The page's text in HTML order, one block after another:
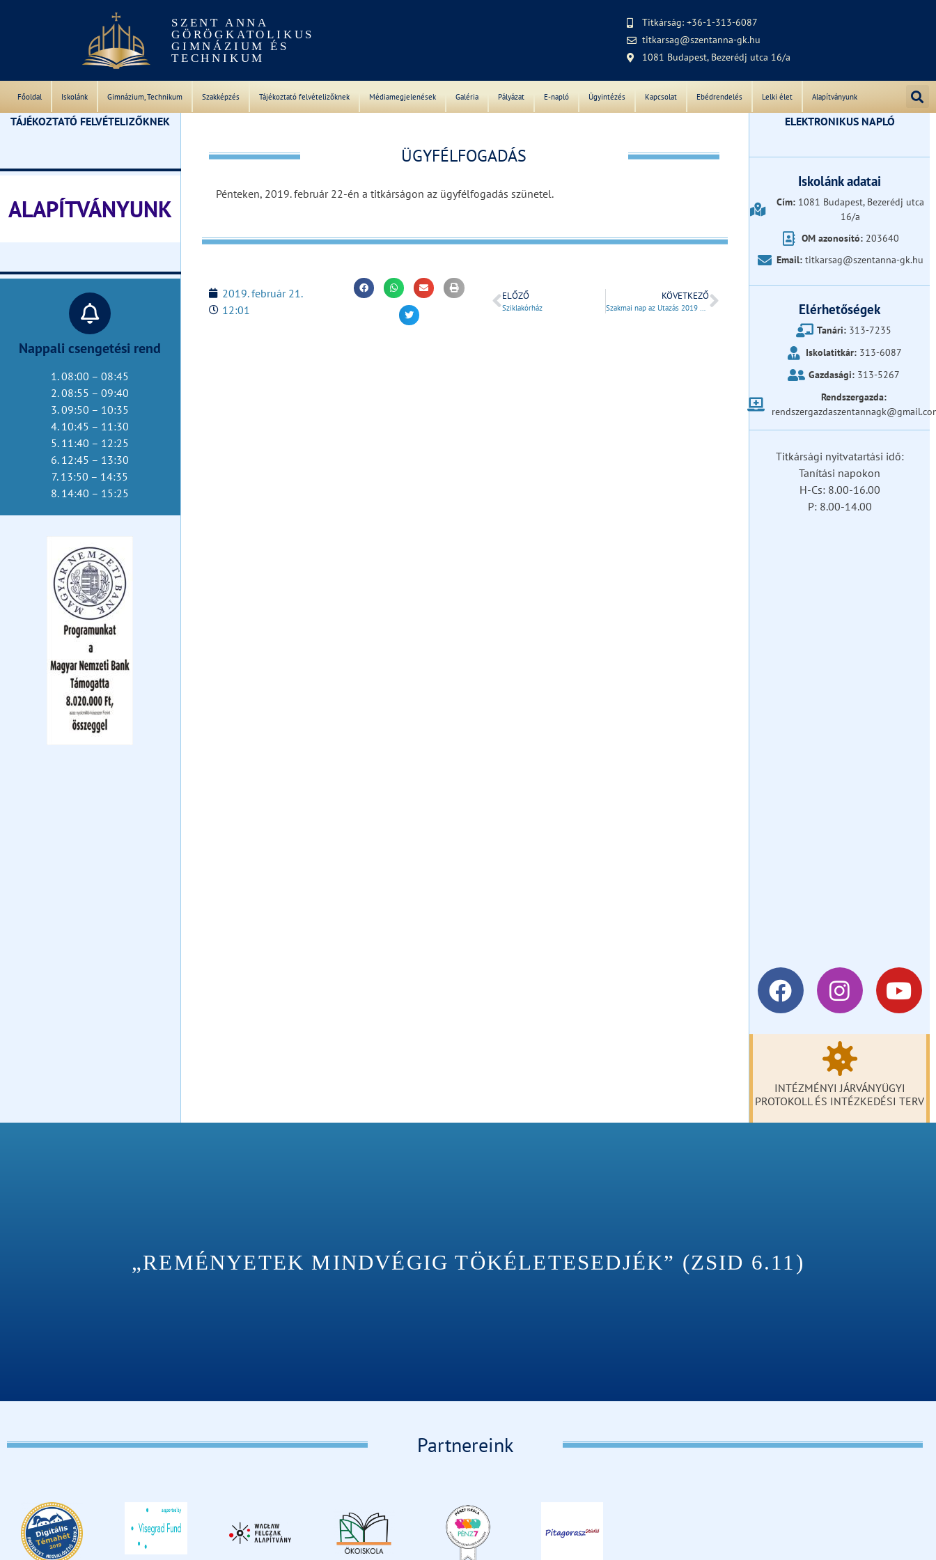
SZENT ANNA
GÖRÖGKATOLIKUS
GIMNÁZIUM ÉS
TECHNIKUM
Titkárság: +36-1-313-6087
titkarsag@szentanna-gk.hu
1081 Budapest, Bezerédj utca 16/a
Főoldal Iskolánk Gimnázium, Technikum Szakképzés Tájékoztató felvételizőknek Médiamegjelenések Galéria Pályázat E-napló Ügyintézés Kapcsolat Ebédrendelés Lelki élet Alapítványunk
TÁJÉKOZTATÓ FELVÉTELIZŐKNEK
______________________________________
ALAPÍTVÁNYUNK
Nappali csengetési rend
1. 08:00 – 08:45
2. 08:55 – 09:40
3. 09:50 – 10:35
4. 10:45 – 11:30
5. 11:40 – 12:25
6. 12:45 – 13:30
7. 13:50 – 14:35
8. 14:40 – 15:25
ÜGYFÉLFOGADÁS
Pénteken, 2019. február 22-én a titkárságon az ügyfélfogadás szünetel.
2019. február 21.
12:01
ELŐZŐ
Sziklakórház
KÖVETKEZŐ
Szakmai nap az Utazás 2019 kiállításon
ELEKTRONIKUS NAPLÓ
Iskolánk adatai
Cím:1081 Budapest, Bezerédj utca
16/a
OM azonosító:203640
Email: titkarsag@szentanna-gk.hu
Elérhetőségek
Tanári:313-7235
Iskolatitkár: 313-6087
Gazdasági:313-5267
Rendszergazda:
Titkársági nyitvatartási idő:
Tanítási napokon
H-Cs: 8.00-16.00
P: 8.00-14.00
INTÉZMÉNYI JÁRVÁNYÜGYI
PROTOKOLL ÉS INTÉZKEDÉSI TERV
„REMÉNYETEK MINDVÉGIG TÖKÉLETESEDJÉK” (ZSID 6.11)
Partnereink